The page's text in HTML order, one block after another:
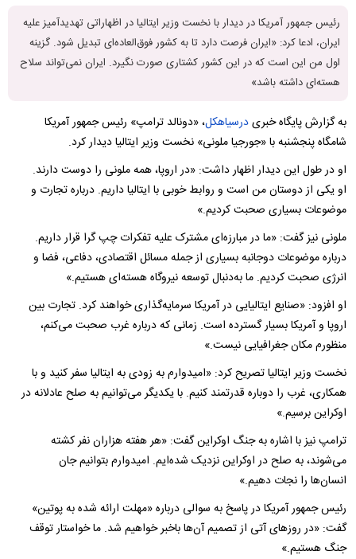
رئیس جمهور آمریکا در دیدار با نخست وزیر ایتالیا در اظهاراتی تهدیدآمیز علیه
ایران، ادعا کرد: «ایران فرصت دارد تا به کشور فوق‌العاده‌ای تبدیل شود. گزینه
اول من این است که در این کشور کشتاری صورت نگیرد. ایران نمی‌تواند سلاح
هسته‌ای داشته باشد»
به گزارش پایگاه خبریدرسیاهکل، «دونالد ترامپ» رئیس جمهور آمریکا
شامگاه پنجشنبه با «جورجیا ملونی» نخست وزیر ایتالیا دیدار کرد.
او در طول این دیدار اظهار داشت: «در اروپا، همه ملونی را دوست دارند.
او یکی از دوستان من است و روابط خوبی با ایتالیا داریم. درباره تجارت و
موضوعات بسیاری صحبت کردیم.»
ملونی نیز گفت: «ما در مبارزه‌ای مشترک علیه تفکرات چپ گرا قرار داریم.
درباره موضوعات دوجانبه بسیاری از جمله مسائل اقتصادی، دفاعی، فضا و
انرژی صحبت کردیم. ما به‌دنبال توسعه نیروگاه هسته‌ای هستیم.»
او افزود: «صنایع ایتالیایی در آمریکا سرمایه‌گذاری خواهند کرد. تجارت بین
اروپا و آمریکا بسیار گسترده است. زمانی که درباره غرب صحبت می‌کنم،
منظورم مکان جغرافیایی نیست.»
نخست وزیر ایتالیا تصریح کرد: «امیدوارم به زودی به ایتالیا سفر کنید و با
همکاری، غرب را دوباره قدرتمند کنیم. با یکدیگر می‌توانیم به صلح عادلانه در
اوکراین برسیم.»
ترامپ نیز با اشاره به جنگ اوکراین گفت: «هر هفته هزاران نفر کشته
می‌شوند، به صلح در اوکراین نزدیک شده‌ایم. امیدوارم بتوانیم جان
انسان‌ها را نجات دهیم.»
رئیس جمهور آمریکا در پاسخ به سوالی درباره «مهلت ارائه شده به پوتین»
گفت: «در روزهای آتی از تصمیم آن‌ها باخبر خواهیم شد. ما خواستار توقف
جنگ هستیم.»